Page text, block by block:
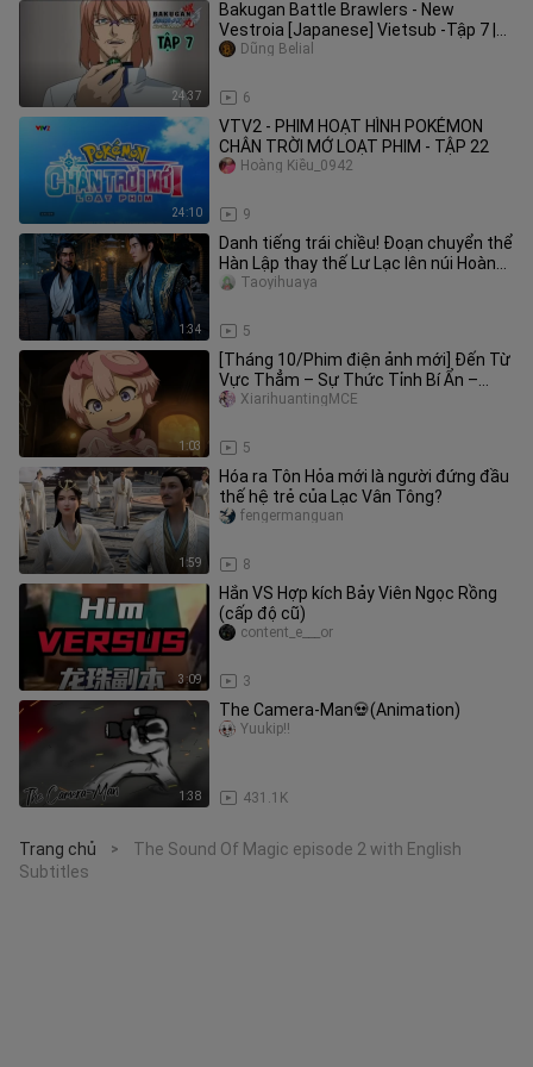
24:37
Bakugan Battle Brawlers - New
Vestroia [Japanese] Vietsub -Tập 7 |
Chiến Binh Bakugan SS2
6
Dũng Belial
24:10
VTV2 - PHIM HOẠT HÌNH POKÉMON
CHÂN TRỜI MỚ LOẠT PHIM - TẬP 22
9
Hoàng Kiều_0942
1:34
Danh tiếng trái chiều! Đoạn chuyển thể
Hàn Lập thay thế Lư Lạc lên núi Hoàng
Long vì sao lại gây tra
5
Taoyihuaya
1:03
[Tháng 10/Phim điện ảnh mới] Đến Từ
Vực Thẳm – Sự Thức Tỉnh Bí Ẩn –
Trailer PV chính thức [Nhóm dịch
5
XiarihuantingMCE
1:59
Hóa ra Tôn Hỏa mới là người đứng đầu
thế hệ trẻ của Lạc Vân Tông?
8
fengermanguan
3:09
Hắn VS Hợp kích Bảy Viên Ngọc Rồng
(cấp độ cũ)
3
content_e___or
1:38
The Camera-Man💀(Animation)
431.1K
Yuukip!!
Trang chủ >
The Sound Of Magic episode 2 with English
Subtitles